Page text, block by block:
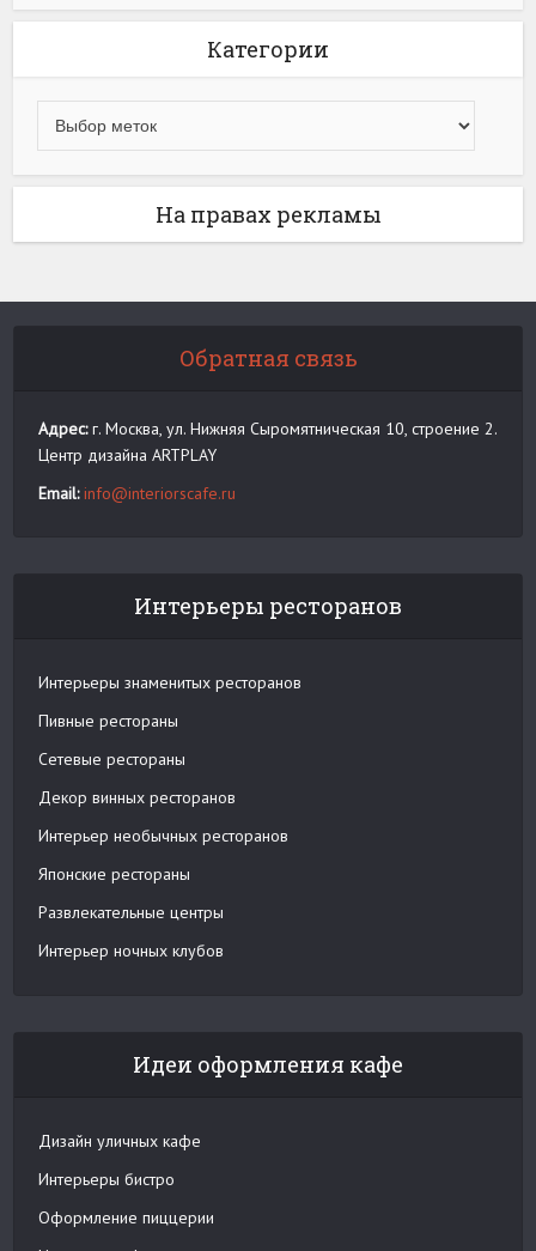
Категории
На правах рекламы
Обратная связь
Адрес:г. Москва, ул. Нижняя Сыромятническая 10, строение 2.
Центр дизайна ARTPLAY
Email: info@interiorscafe.ru
Интерьеры ресторанов
Интерьеры знаменитых ресторанов
Пивные рестораны
Сетевые рестораны
Декор винных ресторанов
Интерьер необычных ресторанов
Японские рестораны
Развлекательные центры
Интерьер ночных клубов
Идеи оформления кафе
Дизайн уличных кафе
Интерьеры бистро
Оформление пиццерии